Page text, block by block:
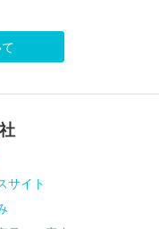
サイト